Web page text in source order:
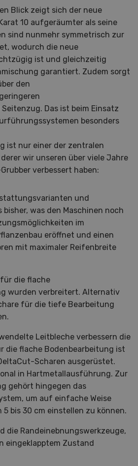
Blick zeigt sich der neue
10 aufgeräumter als seine
sind nunmehr symmetrisch zur
wodurch die neue
ist und gleichzeitig
garantiert. Zudem sorgt
den
Das ist beim Einsatz
besonders
ist nur einer der zentralen
wir unseren über viele Jahre
verbessert haben:
und
bisher, was den Maschinen noch
im
eröffnet und einen
mit maximaler Reifenbreite
die flache
wurden verbreitert. Alternativ
für die tiefe Bearbeitung
Leitbleche verbessern die
die flache Bodenbearbeitung ist
Scharen ausgerüstet.
in Hartmetallausführung. Zur
gehört hingegen das
um auf einfache Weise
bis 30 cm einstellen zu können.
die Randeinebnungswerkzeuge,
eingeklapptem Zustand